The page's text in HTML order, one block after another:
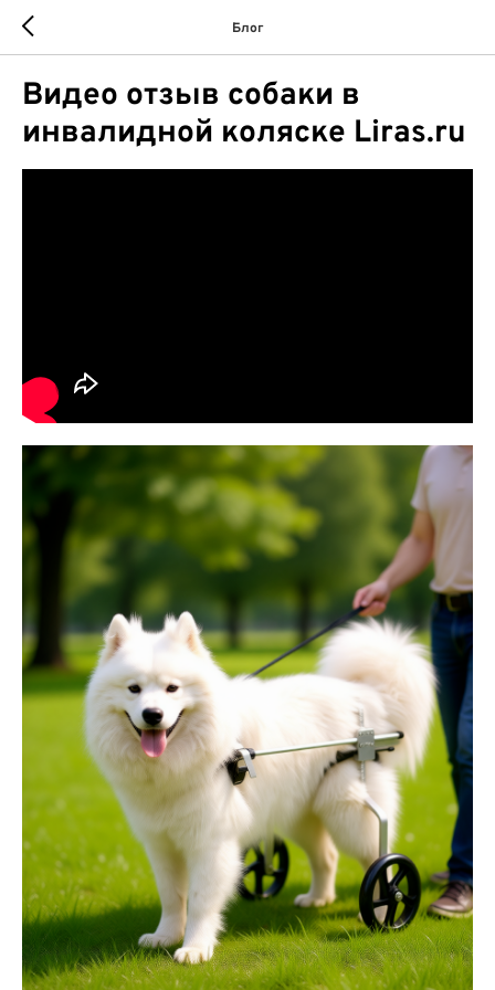
Блог
Видео отзыв собаки в
инвалидной коляске Liras.ru